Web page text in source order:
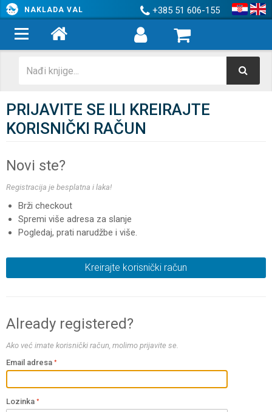
NAKLADA VAL +385 51 606-155
PRIJAVITE SE ILI KREIRAJTE
KORISNIČKI RAČUN
Novi ste?
Registracija je besplatna i laka!
Brži checkout
Spremi više adresa za slanje
Pogledaj, prati narudžbe i više.
Kreirajte korisnički račun
Already registered?
Ako već imate korisnički račun, molimo prijavite se.
Email adresa
Lozinka